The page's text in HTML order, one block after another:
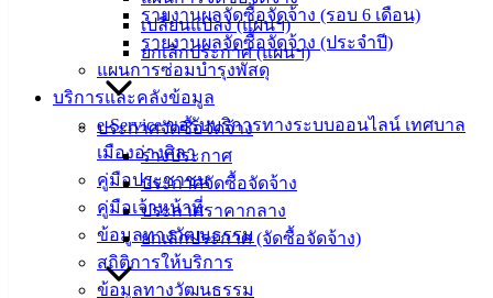
รายงานผลจัดซื้อจัดจ้าง (รอบ 6 เดือน)
รายงานผลจัดซื้อจัดจ้าง (ประจำปี)
แผนการซ่อมบำรุงพัสดุ
บริการและคลังข้อมูล
e-Service ขอรับบริการทางระบบออนไลน์ เทศบาล
เมืองอ่างศิลา
คู่มือประชาชน
คู่มือเจ้าหน้าที่
ข้อมูลทางวัฒนธรรม
สถิติการให้บริการ
ข้อมูลทางวัฒนธรรม
เปลี่ยนแปลง (แผนฯ)
ยกเลิกประกาศ (แผนฯ)
ประกาศจัดซื้อจัดจ้าง
ร่างประกาศ
ประกาศจัดซื้อจัดจ้าง
ประกาศราคากลาง
ยกเลิกประกาศ (จัดซื้อจัดจ้าง)
Management)
เทศบาล
สายตรง
นายก
ประวัติ
เทศบาล
ผู้บริหาร